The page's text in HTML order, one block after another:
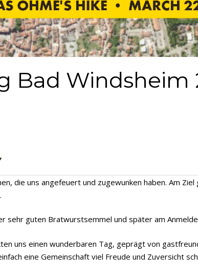
die uns angefeuert und zugewunken haben. Am
sehr guten Bratwurstsemmel und später am
uns einen wunderbaren Tag, geprägt von
eine Gemeinschaft viel Freude und Zuversicht